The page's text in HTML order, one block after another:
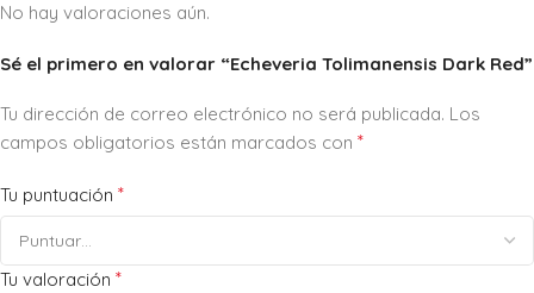
No hay valoraciones aún.
Sé el primero en valorar “Echeveria Tolimanensis Dark Red”
Tu dirección de correo electrónico no será publicada. Los
campos obligatorios están marcados con *
Tu puntuación *
Tu valoración *